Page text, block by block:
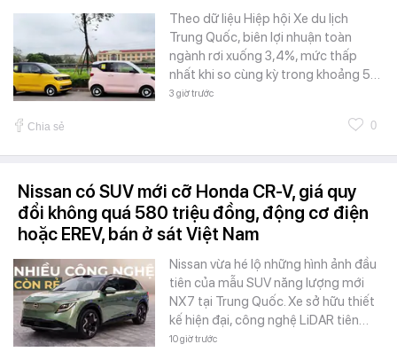
Theo dữ liệu Hiệp hội Xe du lịch
Trung Quốc, biên lợi nhuận toàn
ngành rơi xuống 3,4%, mức thấp
nhất khi so cùng kỳ trong khoảng 5…
3 giờ trước
Chia sẻ 0
Nissan có SUV mới cỡ Honda CR-V, giá quy
đổi không quá 580 triệu đồng, động cơ điện
hoặc EREV, bán ở sát Việt Nam
Nissan vừa hé lộ những hình ảnh đầu
tiên của mẫu SUV năng lượng mới
NX7 tại Trung Quốc. Xe sở hữu thiết
kế hiện đại, công nghệ LiDAR tiên…
10 giờ trước